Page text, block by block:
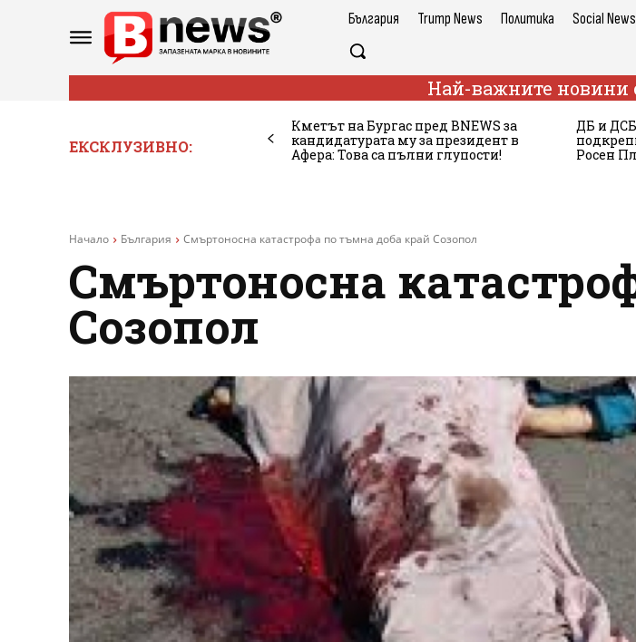
България Trump News Политика Social News
Най-важните новини
ЕКСКЛУЗИВНО:
Кметът на Бургас пред BNEWS за
кандидатурата му за президент в
Афера: Това са пълни глупости!
ДБ и
Росен
Начало България Смъртоносна катастрофа по тъмна доба край Созопол
Смъртоносна
Созопол